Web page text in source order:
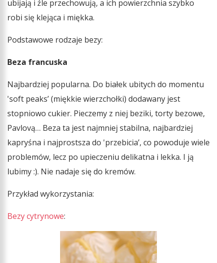
ubijają i źle przechowują, a ich powierzchnia szybko
robi się klejąca i miękka.
Podstawowe rodzaje bezy:
Beza francuska
Najbardziej popularna. Do białek ubitych do momentu
'soft peaks’ (miękkie wierzchołki) dodawany jest
stopniowo cukier. Pieczemy z niej beziki, torty bezowe,
Pavlovą… Beza ta jest najmniej stabilna, najbardziej
kapryśna i najprostsza do 'przebicia’, co powoduje wiele
problemów, lecz po upieczeniu delikatna i lekka. I ją
lubimy :). Nie nadaje się do kremów.
Przykład wykorzystania:
Bezy cytrynowe: